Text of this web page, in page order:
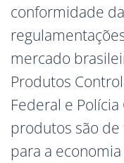
conformidade
mercado
Produtos
Federal e
produtos são
para a